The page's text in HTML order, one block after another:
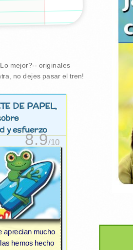
mejor?-- originales
no dejes pasar el tren!
DE PAPEL,
y esfuerzo
8.9/10
aprecian mucho
hemos hecho